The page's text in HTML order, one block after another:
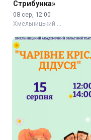
Стрибунка»
08 сер, 12:00
Хмельницький …